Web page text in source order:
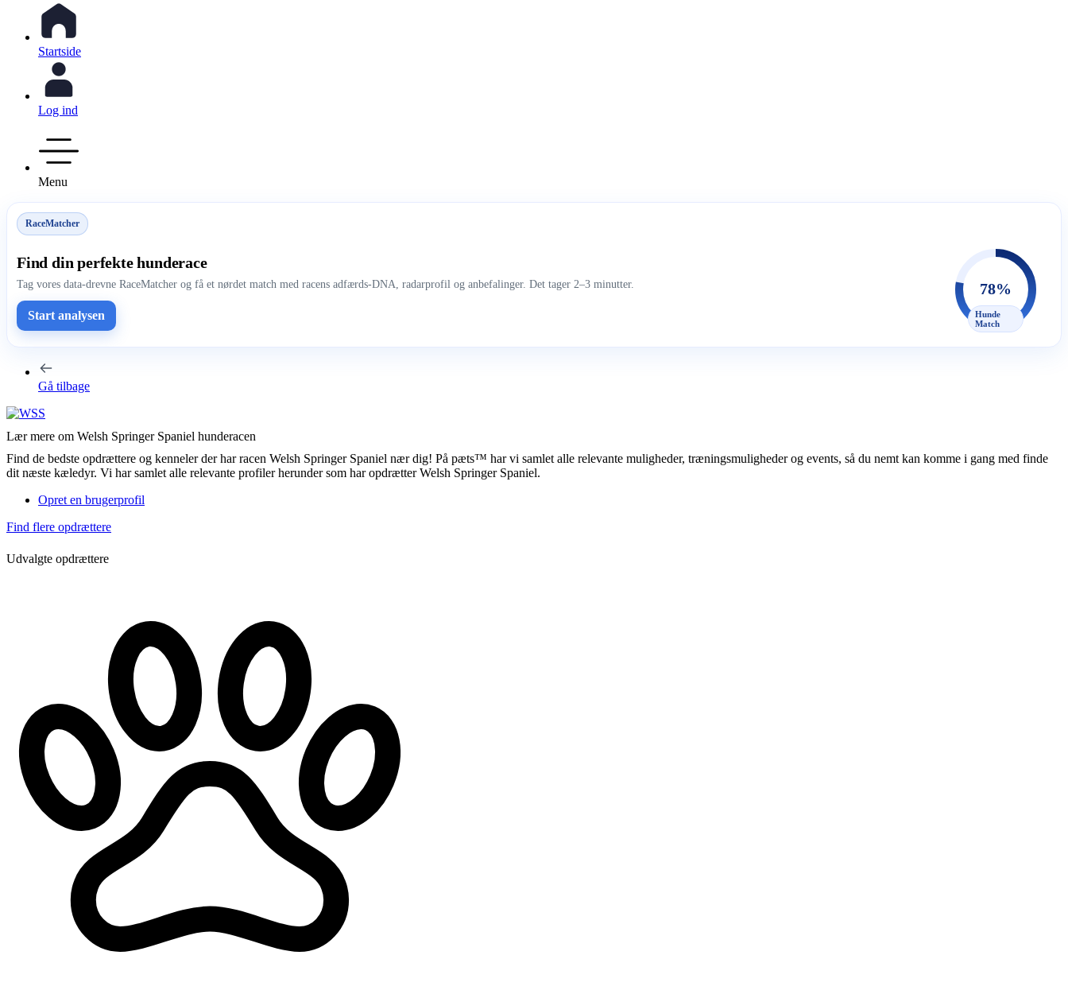
Startside
Log ind
Menu
RaceMatcher
Find din perfekte hunderace
Tag vores data-drevne RaceMatcher og få et nørdet match med racens adfærds-DNA, radarprofil og anbefalinger. Det tager 2–3 minutter.
Start analysen
78%
Hunde
Match
Gå tilbage
Lær mere om Welsh Springer Spaniel hunderacen
Find de bedste opdrættere og kenneler der har racen Welsh Springer Spaniel nær dig! På pæts™ har vi samlet alle relevante muligheder, træningsmuligheder og events, så du nemt kan komme i gang med finde
dit næste kæledyr. Vi har samlet alle relevante profiler herunder som har opdrætter Welsh Springer Spaniel.
Opret en brugerprofil
Find flere opdrættere
Udvalgte opdrættere